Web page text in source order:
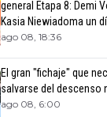
general Etapa 8: Demi
Kasia Niewiadoma un
ago 08, 18:36
El gran "fichaje" que
salvarse del descenso
ago 08, 6:00